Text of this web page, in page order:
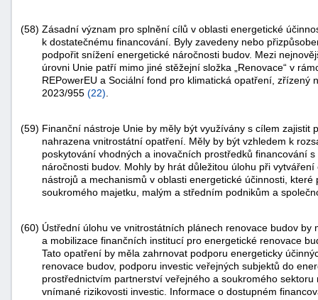
(58) Zásadní význam pro splnění cílů v oblasti energetické
k dostatečnému financování. Byly zavedeny nebo
podpořit snížení energetické náročnosti budov. Mezi
úrovni Unie patří mimo jiné stěžejní složka „Renovace“ v
REPowerEU a Sociální fond pro klimatická opatření,
2023/955 (22)
(59) Finanční nástroje Unie by měly být využívány s cílem zajistit
nahrazena vnitrostátní opatření. Měly by být vzhledem k
poskytování vhodných a inovačních prostředků financování
náročnosti budov. Mohly by hrát důležitou úlohu při
nástrojů a mechanismů v oblasti energetické účinnosti,
soukromého majetku, malým a středním podnikům a
(60) Ústřední úlohu ve vnitrostátních plánech renovace budov by
a mobilizace finančních institucí pro energetické renovace
Tato opatření by měla zahrnovat podporu energeticky
renovace budov, podporu investic veřejných subjektů do
prostřednictvím partnerství veřejného a soukromého
vnímané rizikovosti investic. Informace o dostupném